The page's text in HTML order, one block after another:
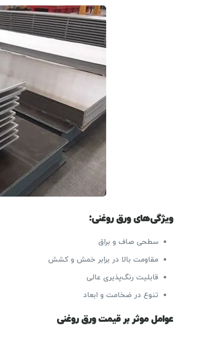
ویژگی‌های ورق روغنی:
سطحی صاف و براق
مقاومت بالا در برابر خمش و کشش
قابلیت رنگ‌پذیری عالی
تنوع در ضخامت و ابعاد
عوامل موثر بر قیمت ورق روغنی